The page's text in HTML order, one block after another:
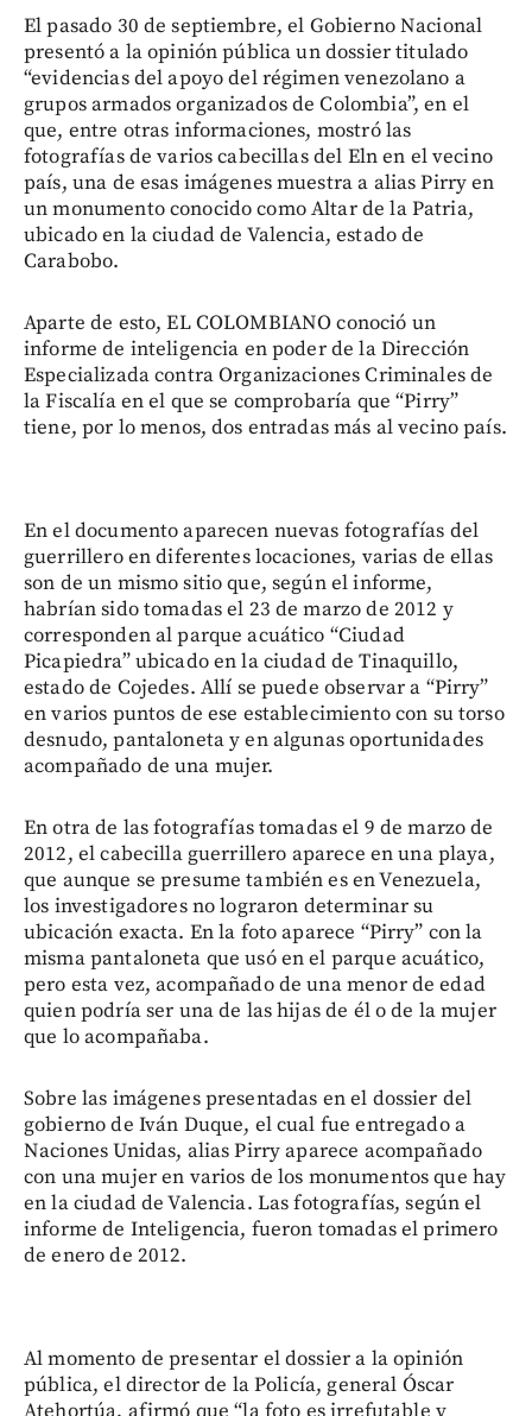
El pasado 30 de septiembre, el Gobierno Nacional
presentó a la opinión pública un dossier titulado
“evidencias del apoyo del régimen venezolano a
grupos armados organizados de Colombia”, en el
que, entre otras informaciones, mostró las
fotografías de varios cabecillas del Eln en el vecino
país, una de esas imágenes muestra a alias Pirry en
un monumento conocido como Altar de la Patria,
ubicado en la ciudad de Valencia, estado de
Carabobo.
Aparte de esto, EL COLOMBIANO conoció un
informe de inteligencia en poder de la Dirección
Especializada contra Organizaciones Criminales de
la Fiscalía en el que se comprobaría que “Pirry”
tiene, por lo menos, dos entradas más al vecino país.
En el documento aparecen nuevas fotografías del
guerrillero en diferentes locaciones, varias de ellas
son de un mismo sitio que, según el informe,
habrían sido tomadas el 23 de marzo de 2012 y
corresponden al parque acuático “Ciudad
Picapiedra” ubicado en la ciudad de Tinaquillo,
estado de Cojedes. Allí se puede observar a “Pirry”
en varios puntos de ese establecimiento con su torso
desnudo, pantaloneta y en algunas oportunidades
acompañado de una mujer.
En otra de las fotografías tomadas el 9 de marzo de
2012, el cabecilla guerrillero aparece en una playa,
que aunque se presume también es en Venezuela,
los investigadores no lograron determinar su
ubicación exacta. En la foto aparece “Pirry” con la
misma pantaloneta que usó en el parque acuático,
pero esta vez, acompañado de una menor de edad
quien podría ser una de las hijas de él o de la mujer
que lo acompañaba.
Sobre las imágenes presentadas en el dossier del
gobierno de Iván Duque, el cual fue entregado a
Naciones Unidas, alias Pirry aparece acompañado
con una mujer en varios de los monumentos que hay
en la ciudad de Valencia. Las fotografías, según el
informe de Inteligencia, fueron tomadas el primero
de enero de 2012.
Al momento de presentar el dossier a la opinión
pública, el director de la Policía, general Óscar
Atehortúa, afirmó que “la foto es irrefutable y